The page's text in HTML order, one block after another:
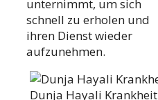
unternimmt, um sich
schnell zu erholen und
ihren Dienst wieder
aufzunehmen.
Dunja Hayali Krankheit